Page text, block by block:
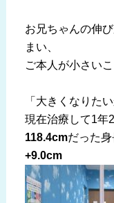
お兄ちゃんの伸
まい、
ご本人が小さい
「大きくなりた
現在治療して1年2
118.4cmだった身
+9.0cm